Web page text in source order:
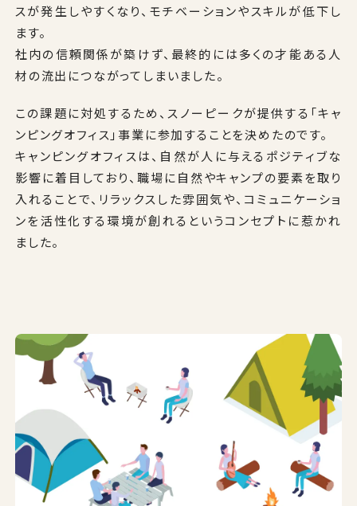
スが発生しやすくなり、モチベーションやスキルが低下し
ます。
社内の信頼関係が築けず、最終的には多くの才能ある⼈
材の流出につながってしまいました。
この課題に対処するため、スノーピークが提供する「キャ
ンピングオフィス」事業に参加することを決めたのです。
キャンピングオフィスは、⾃然が⼈に与えるポジティブな
影響に着⽬しており、職場に⾃然やキャンプの要素を取り
⼊れることで、リラックスした雰囲気や、コミュニケーショ
ンを活性化する環境が創れるというコンセプトに惹かれ
ました。